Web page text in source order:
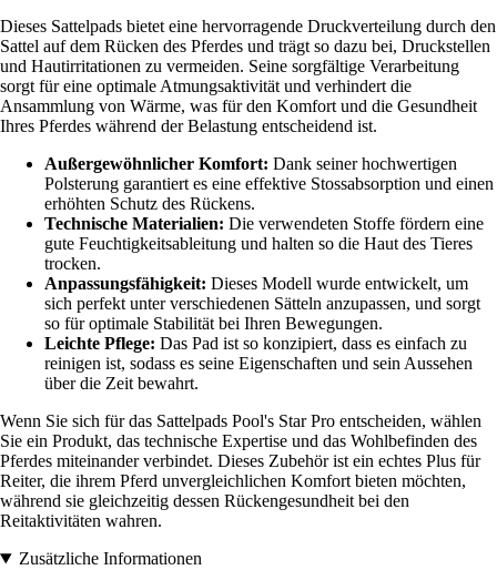
Dieses Sattelpads bietet eine hervorragende Druckverteilung durch den
Sattel auf dem Rücken des Pferdes und trägt so dazu bei, Druckstellen
und Hautirritationen zu vermeiden. Seine sorgfältige Verarbeitung
sorgt für eine optimale Atmungsaktivität und verhindert die
Ansammlung von Wärme, was für den Komfort und die Gesundheit
Ihres Pferdes während der Belastung entscheidend ist.
Außergewöhnlicher Komfort: Dank seiner hochwertigen
Polsterung garantiert es eine effektive Stossabsorption und einen
erhöhten Schutz des Rückens.
Technische Materialien: Die verwendeten Stoffe fördern eine
gute Feuchtigkeitsableitung und halten so die Haut des Tieres
trocken.
Anpassungsfähigkeit: Dieses Modell wurde entwickelt, um
sich perfekt unter verschiedenen Sätteln anzupassen, und sorgt
so für optimale Stabilität bei Ihren Bewegungen.
Leichte Pflege: Das Pad ist so konzipiert, dass es einfach zu
reinigen ist, sodass es seine Eigenschaften und sein Aussehen
über die Zeit bewahrt.
Wenn Sie sich für das Sattelpads Pool's Star Pro entscheiden, wählen
Sie ein Produkt, das technische Expertise und das Wohlbefinden des
Pferdes miteinander verbindet. Dieses Zubehör ist ein echtes Plus für
Reiter, die ihrem Pferd unvergleichlichen Komfort bieten möchten,
während sie gleichzeitig dessen Rückengesundheit bei den
Reitaktivitäten wahren.
Zusätzliche Informationen